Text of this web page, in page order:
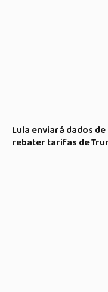
Lula enviará dados
rebater tarifas de